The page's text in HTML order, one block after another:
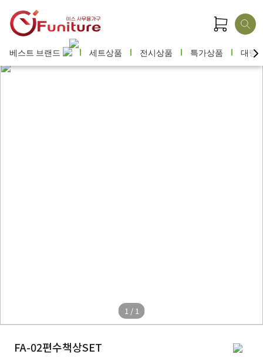
베스트 브랜드 세트상품 전시상품 특가상품 대량
1 / 1
FA-02편수책상SET